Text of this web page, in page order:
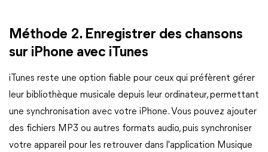
Méthode 2. Enregistrer des chansons
sur iPhone avec iTunes
iTunes reste une option fiable pour ceux qui préfèrent gérer
leur bibliothèque musicale depuis leur ordinateur, permettant
une synchronisation avec votre iPhone. Vous pouvez ajouter
des fichiers MP3 ou autres formats audio, puis synchroniser
votre appareil pour les retrouver dans l'application Musique